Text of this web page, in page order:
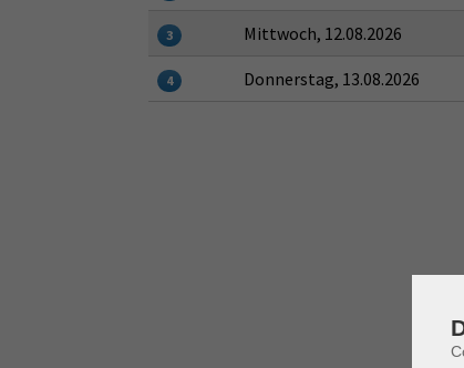
3 Mittwoch, 12.08.2026
4 Donnerstag, 13.08.2026